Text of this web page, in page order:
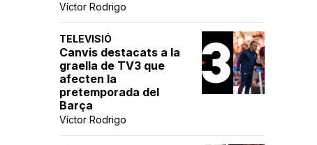
Víctor Rodrigo
TELEVISIÓ
Canvis destacats a la
graella de TV3 que
afecten la
pretemporada del
Barça
Víctor Rodrigo